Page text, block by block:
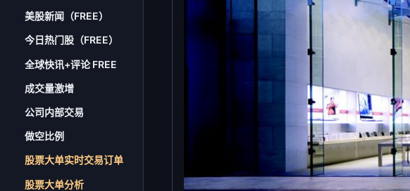
美股新闻（FREE）
今日热门股（FREE）
全球快讯+评论 FREE
成交量激增
公司内部交易
做空比例
股票大单实时交易订单
股票大单分析